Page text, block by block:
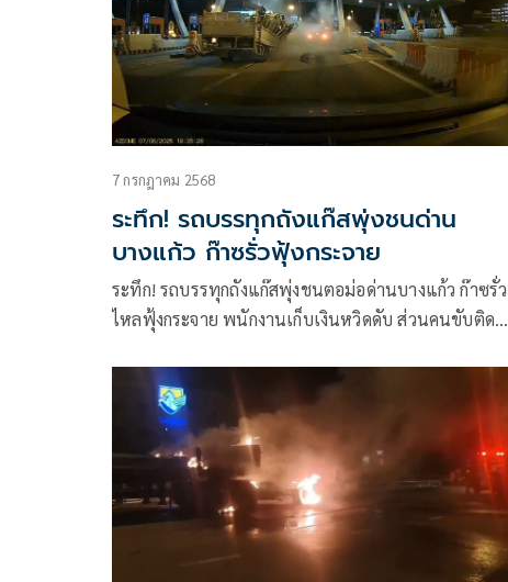
7 กรกฎาคม 2568
ระทึก! รถบรรทุกถังแก๊สพุ่งชนด่าน
บางแก้ว ก๊าซรั่วฟุ้งกระจาย
ระทึก! รถบรรทุกถังแก๊สพุ่งชนตอม่อด่านบางแก้ว ก๊าซรั่ว
ไหลฟุ้งกระจาย พนักงานเก็บเงินหวิดดับ ส่วนคนขับติดคา